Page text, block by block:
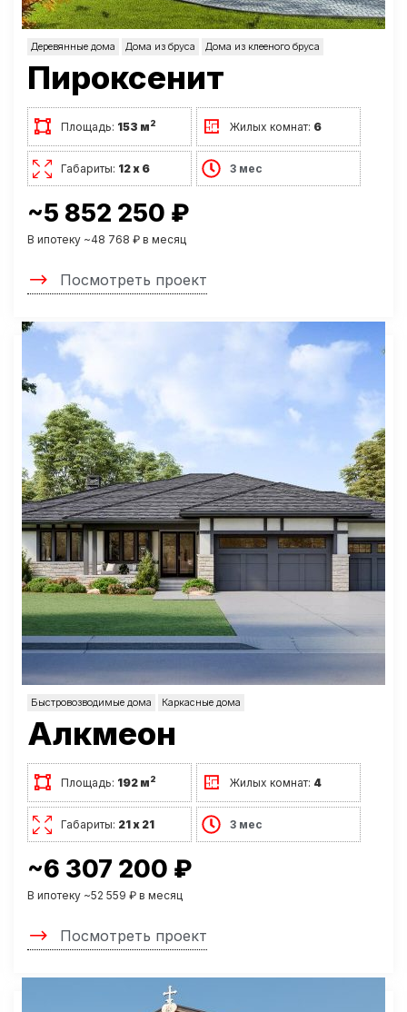
Деревянные дома Дома из бруса Дома из клееного бруса
Пироксенит
Площадь: 153 м2 Жилых комнат: 6
Габариты: 12 х 6 3 мес
~5 852 250 ₽
В ипотеку ~48 768 ₽ в месяц
Посмотреть проект
Быстровозводимые дома Каркасные дома
Алкмеон
Площадь: 192 м2 Жилых комнат: 4
Габариты: 21 х 21 3 мес
~6 307 200 ₽
В ипотеку ~52 559 ₽ в месяц
Посмотреть проект